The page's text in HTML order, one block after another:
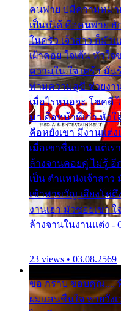
คนพ่าย บ่มีความหมาย
เป็นบ่ได้ คือคนพ่าย
ในครัว เจ้าสาว ก็มัวแ
เฝ้าคอย ใจเต้น หัวใ
ความใน ใจ เศร้า มั
ท่ามความสุขี ช่วยงา
เมื่อไรหนอจะ โชคดี
มา คือหน้าที่เก่า หัวใ
คือหยังเขา มีงานแต่
เมื่อเขาชื่นบาน แต่เ
ล้างจานคอยคู่ ไม่รู้ อี
เป็น ตำแหน่งเจ้าสา
เข้าพาขวัญ เสียงโห่
งานเฮา มัวซอยเขา
ล้างจานในงานแต่ง -
23 views • 03.08.2569
ขอ กราบ ขอบคุณ....
ผมแสนชื่นใจ หายวังเ